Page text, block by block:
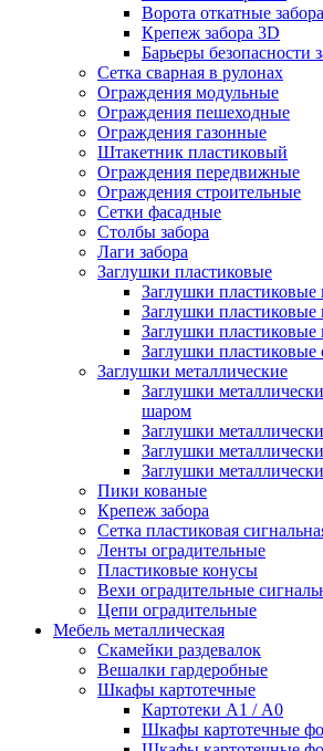
Ворота откатные
Крепеж забора 3D
Барьеры безопасности
Сетка сварная в рулонах
Ограждения модульные
Ограждения пешеходные
Ограждения газонные
Штакетник пластиковый
Ограждения передвижные
Ограждения строительные
Сетки фасадные
Столбы забора
Лаги забора
Заглушки пластиковые
Заглушки пластиковые
Заглушки пластиковые
Заглушки пластиковые
Заглушки пластиковые
Заглушки металлические
Заглушки
шаром
Заглушки
Заглушки
Заглушки
Пики кованые
Крепеж забора
Сетка пластиковая
Ленты оградительные
Пластиковые конусы
Вехи оградительные
Цепи оградительные
Мебель металлическая
Скамейки раздевалок
Вешалки гардеробные
Шкафы картотечные
Картотеки А1 / А0
Шкафы картотечные